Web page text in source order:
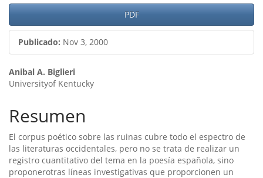
Barra
lateral
del
artículo
PDF
Publicado: Nov 3, 2000
Contenido
principal
del
artículo
Anibal A. Biglieri
Universityof Kentucky
Resumen
El corpus poético sobre las ruinas cubre todo el espectro de
las literaturas occidentales, pero no se trata de realizar un
registro cuantitativo del tema en la poesí­a española, sino
proponerotras lí­neas investigativas que proporcionen un